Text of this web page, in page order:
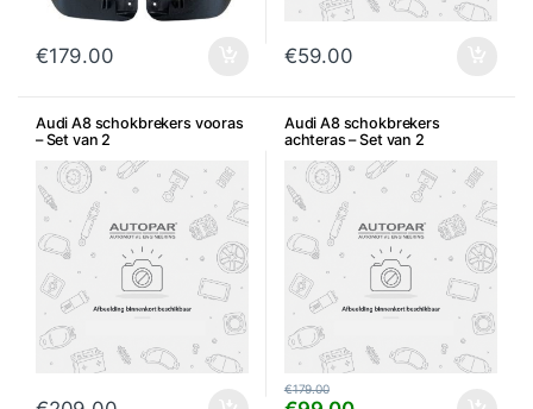
€179.00 €59.00
Audi A8 schokbrekers vooras
– Set van 2
Audi A8 schokbrekers
achteras – Set van 2
€179.00